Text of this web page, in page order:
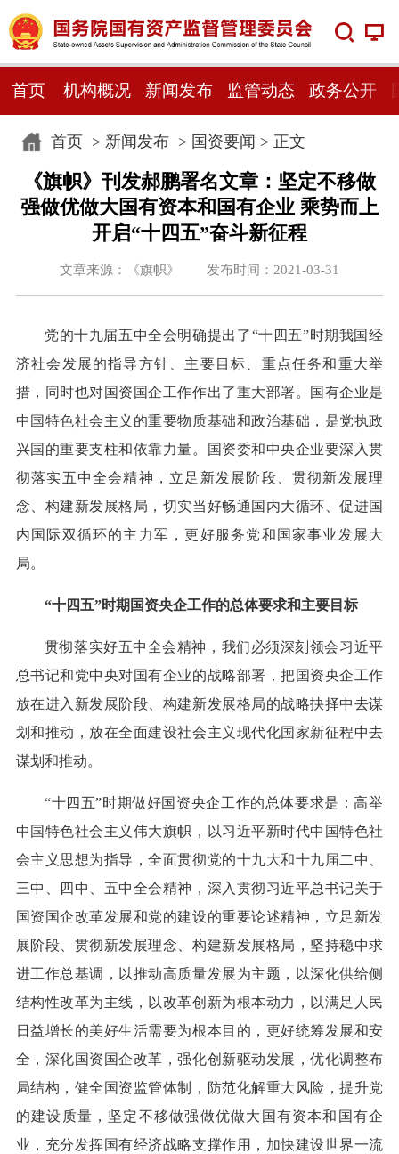
首页 机构概况 新闻发布 监管动态 政务公开
首页> 新闻发布> 国资要闻 > 正文
《旗帜》刊发郝鹏署名文章：坚定不移做
强做优做大国有资本和国有企业 乘势而上
开启“十四五”奋斗新征程
文章来源：《旗帜》 发布时间：2021-03-31
党的十九届五中全会明确提出了“十四五”时期我国经
济社会发展的指导方针、主要目标、重点任务和重大举
措，同时也对国资国企工作作出了重大部署。国有企业是
中国特色社会主义的重要物质基础和政治基础，是党执政
兴国的重要支柱和依靠力量。国资委和中央企业要深入贯
彻落实五中全会精神，立足新发展阶段、贯彻新发展理
念、构建新发展格局，切实当好畅通国内大循环、促进国
内国际双循环的主力军，更好服务党和国家事业发展大
局。
“十四五”时期国资央企工作的总体要求和主要目标
贯彻落实好五中全会精神，我们必须深刻领会习近平
总书记和党中央对国有企业的战略部署，把国资央企工作
放在进入新发展阶段、构建新发展格局的战略抉择中去谋
划和推动，放在全面建设社会主义现代化国家新征程中去
谋划和推动。
“十四五”时期做好国资央企工作的总体要求是：高举
中国特色社会主义伟大旗帜，以习近平新时代中国特色社
会主义思想为指导，全面贯彻党的十九大和十九届二中、
三中、四中、五中全会精神，深入贯彻习近平总书记关于
国资国企改革发展和党的建设的重要论述精神，立足新发
展阶段、贯彻新发展理念、构建新发展格局，坚持稳中求
进工作总基调，以推动高质量发展为主题，以深化供给侧
结构性改革为主线，以改革创新为根本动力，以满足人民
日益增长的美好生活需要为根本目的，更好统筹发展和安
全，深化国资国企改革，强化创新驱动发展，优化调整布
局结构，健全国资监管体制，防范化解重大风险，提升党
的建设质量，坚定不移做强做优做大国有资本和国有企
业，充分发挥国有经济战略支撑作用，加快建设世界一流